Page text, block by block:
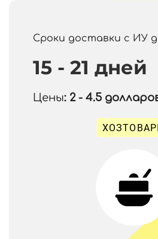
Сроки доставки с ИУ
15 - 21 дней
Цены: 2 - 4.5